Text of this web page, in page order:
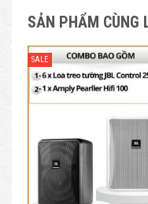
SẢN PHẨM CÙNG
SALE